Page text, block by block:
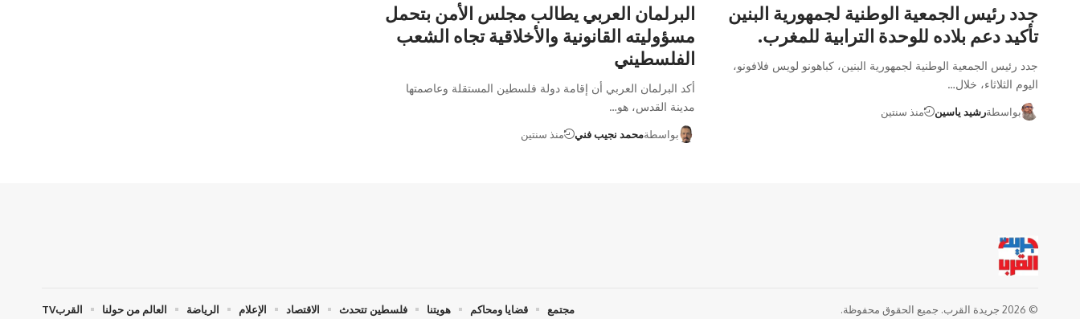
جدد رئيس الجمعية الوطنية لجمهورية البنين
تأكيد دعم بلاده للوحدة الترابية للمغرب.
جدد رئيس الجمعية الوطنية لجمهورية البنين، كباهونو لويس فلافونو،
اليوم الثلاثاء، خلال…
بواسطةرشيد ياسين منذ سنتين
البرلمان العربي يطالب مجلس الأمن بتحمل
مسؤوليته القانونية والأخلاقية تجاه الشعب
الفلسطيني
أكد البرلمان العربي أن إقامة دولة فلسطين المستقلة وعاصمتها
مدينة القدس، هو…
بواسطةمحمد نجيب فني منذ سنتين
© 2026 جريدة القرب. جميع الحقوق محفوظة. مجتمع قضايا ومحاكم هويتنا فلسطين تتحدث الاقتصاد الإعلام الرياضة العالم من حولنا القربTV